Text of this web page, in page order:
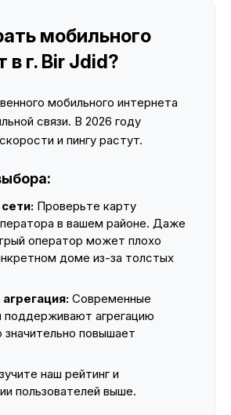
мобильного
в г. Bir Jdid?
мобильного интернета
связи. В 2026 году
и пингу растут.
Проверьте карту
в вашем районе. Даже
оператор может плохо
доме из-за толстых
Современные
агрегацию
значительно повышает
наш рейтинг и
пользователей выше.